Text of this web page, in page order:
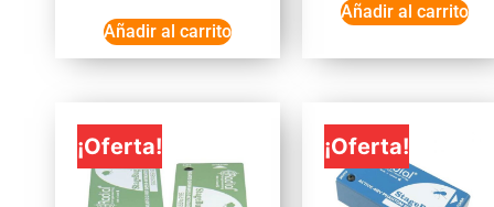
Añadir al carrito
Añadir al carrito
¡Oferta! ¡Oferta!